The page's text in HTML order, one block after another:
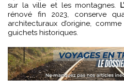
sur la ville et les montagnes.
rénové fin 2023, conserve
architecturaux d’origine,
guichets historiques.